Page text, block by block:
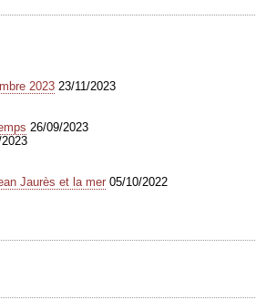
2023 23/11/2023
26/09/2023
Jaurès et la mer 05/10/2022